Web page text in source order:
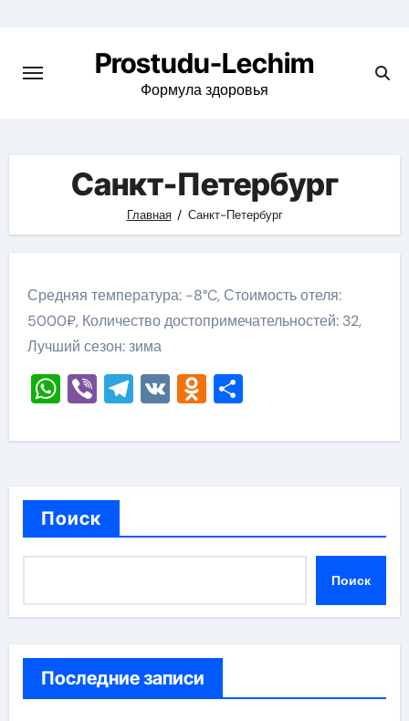
содержимому
Prostudu-Lechim
Формула здоровья
Санкт-Петербург
Главная Санкт-Петербург
Средняя температура: -8°C, Стоимость отеля:
5000₽, Количество достопримечательностей: 32,
Лучший сезон: зима
WhatsApp
ViberTelegram
VKOdnoklassniki
Отправить
Поиск
Поиск
Последние записи